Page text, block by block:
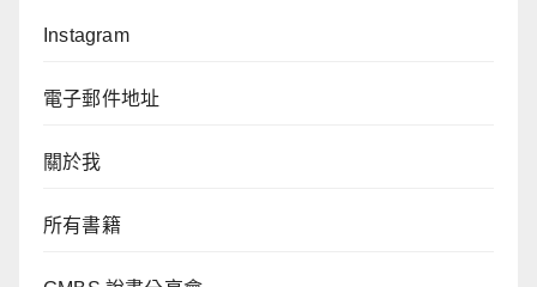
Instagram
電子郵件地址
關於我
所有書籍